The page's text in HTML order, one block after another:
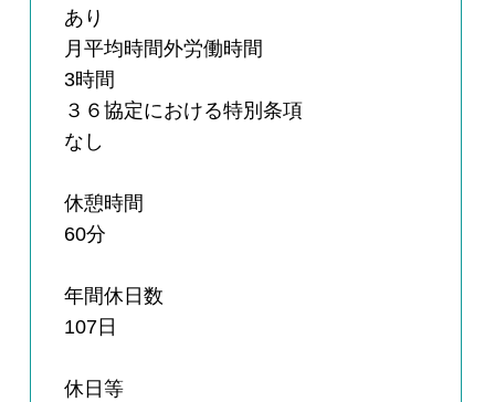
あり
月平均時間外労働時間
3時間
３６協定における特別条項
なし
休憩時間
60分
年間休日数
107日
休日等